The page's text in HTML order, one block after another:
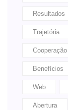
Resultados
Trajetória
Cooperação
Benefícios
Web
Abertura